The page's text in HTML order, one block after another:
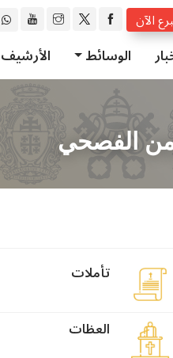
الآن
الوسائط
الفصحي
تأملات
العظات